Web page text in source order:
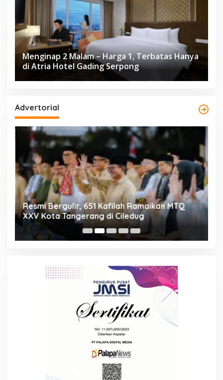
Menginap 2 Malam – Harga 1, Terbatas Hanya
di Atria Hotel Gading Serpong
Advertorial
Resmi Bergulir, 651 Kafilah Ramaikan MTQ
XXV Kota Tangerang di Ciledug